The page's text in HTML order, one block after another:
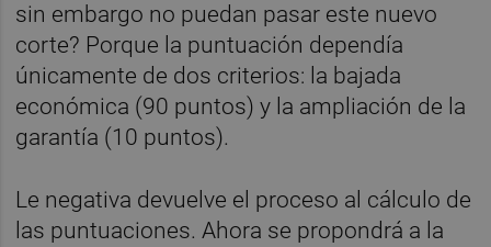
sin embargo no puedan pasar este nuevo
corte? Porque la puntuación dependía
únicamente de dos criterios: la bajada
económica (90 puntos) y la ampliación de la
garantía (10 puntos).
Le negativa devuelve el proceso al cálculo de
las puntuaciones. Ahora se propondrá a la